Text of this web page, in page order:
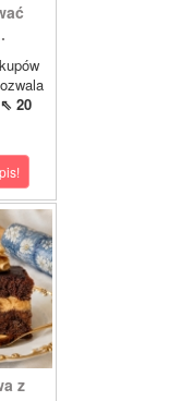
⇖ 20
z